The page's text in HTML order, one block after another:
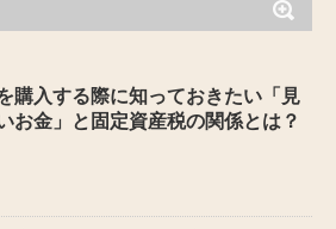
購入する際に知っておきたい「見
お金」と固定資産税の関係とは？